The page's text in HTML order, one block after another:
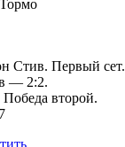
Стив. Первый сет.
— 2:2.
второй.